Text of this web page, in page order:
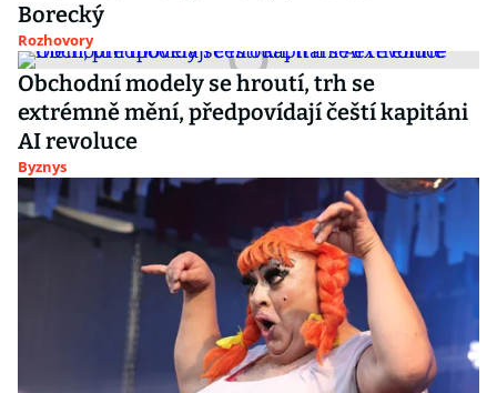
Borecký
Rozhovory
Obchodní modely se hroutí, trh se
extrémně mění, předpovídají čeští kapitáni
AI revoluce
Byznys